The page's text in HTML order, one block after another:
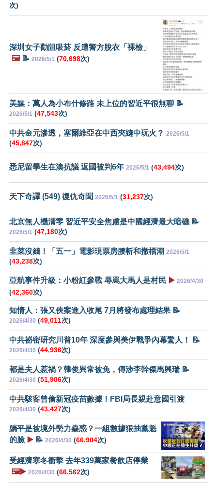
次)
深圳女子勸阻吸菸 反遭警方脫衣「裸檢」
🖼️📝 2026/5/1 (70,698次)
美媒：萬人為小布什修路 未上位的習近平很無聊 📝
2026/5/1 (47,543次)
中共金元滲透，塞爾維亞在中西夾縫中玩火？ 2026/5/1
(45,847次)
悉尼留學生在澳抗議 返國被判6年 2026/5/1 (43,494次)
天下奇譚 (549) 復仇奇聞 2026/5/1 (31,237次)
北京無人機清零 習近平安全焦慮是中國經濟最大暗礁 📝
2026/5/1 (47,180次)
韭菜沒錢！「五一」電影現票房腰斬和撤檔潮 2026/5/1
(43,238次)
亞航事件升級：小粉紅參戰 辱駡大馬人是村民 ▶️ 2026/4/30
(42,360次)
知情人：張又俠案進入收尾 7月將發布處理結果 📝
2026/4/30 (49,011次)
中共祕密研究川普10年 深度參與美伊戰爭內幕驚人！ 📝
2026/4/30 (44,936次)
都是夫人惹禍？韓俊異常被免，傳涉李幹傑馬興瑞 📝
2026/4/30 (51,906次)
中共駭客曾偷新冠疫苗數據！FBI局長親赴意國引渡
2026/4/30 (43,427次)
躺平是被境外勢力蠱惑？一組數據狠抽黨魁
的臉 ▶️ 📝 2026/4/30 (66,904次)
受經濟寒冬衝擊 去年339萬家餐飲店停業
🖼️▶️ 2026/4/30 (66,562次)